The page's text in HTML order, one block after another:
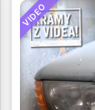
VIDEO